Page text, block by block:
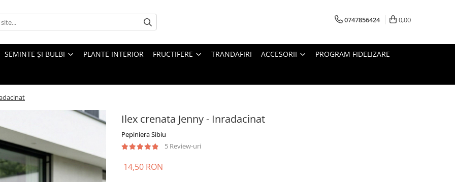
0747856424 0,00
SEMINTE ȘI BULBI PLANTE INTERIOR FRUCTIFERE TRANDAFIRI ACCESORII PROGRAM FIDELIZARE
Ilex crenata Jenny - Inradacinat
Pepiniera Sibiu
5 Review-uri
14,50 RON